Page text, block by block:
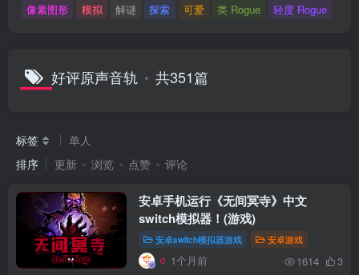
像素图形
模拟 解谜 探索 可爱 类 Rogue 轻度 Rogue
好评原声音轨 共351篇
标签
单人
排序
更新 浏览 点赞 评论
安卓手机运行《无间冥寺》中文
switch模拟器！(游戏)
安卓switch模拟器游戏 安卓游戏
1个月前 1614 3